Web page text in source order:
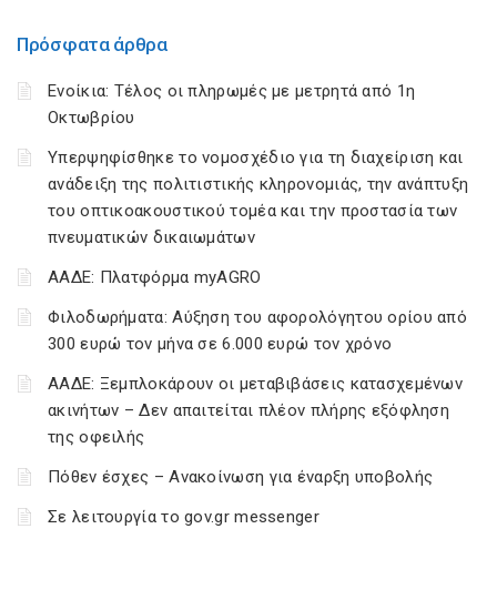
Πρόσφατα άρθρα
Ενοίκια: Τέλος οι πληρωμές με μετρητά από 1η
Οκτωβρίου
Υπερψηφίσθηκε το νομοσχέδιο για τη διαχείριση και
ανάδειξη της πολιτιστικής κληρονομιάς, την ανάπτυξη
του οπτικοακουστικού τομέα και την προστασία των
πνευματικών δικαιωμάτων
ΑΑΔΕ: Πλατφόρμα myAGRO
Φιλοδωρήματα: Αύξηση του αφορολόγητου ορίου από
300 ευρώ τον μήνα σε 6.000 ευρώ τον χρόνο
ΑΑΔΕ: Ξεμπλοκάρουν οι μεταβιβάσεις κατασχεμένων
ακινήτων – Δεν απαιτείται πλέον πλήρης εξόφληση
της οφειλής
Πόθεν έσχες – Ανακοίνωση για έναρξη υποβολής
Σε λειτουργία το gov.gr messenger